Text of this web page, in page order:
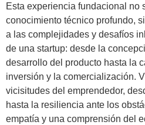
Esta experiencia fundacional no
conocimiento técnico profundo,
a las complejidades y desafíos
de una startup: desde la
desarrollo del producto hasta la
inversión y la comercialización.
vicisitudes del emprendedor,
hasta la resiliencia ante los
empatía y una comprensión del